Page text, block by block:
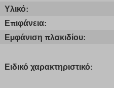
Υλικό:
Επιφάνεια:
Εμφάνιση πλακιδίου:
Ειδικό χαρακτηριστικό: